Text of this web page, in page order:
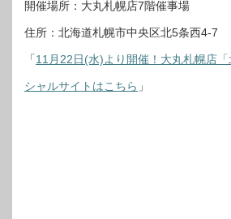
開催場所：大丸札幌店7階催事場
住所：北海道札幌市中央区北5条西4-7
「11月22日(水)より開催！大丸札幌店
シャルサイトはこちら 」